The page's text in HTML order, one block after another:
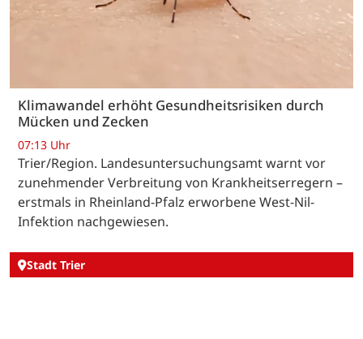
Klimawandel erhöht Gesundheitsrisiken durch
Mücken und Zecken
07:13 Uhr
Trier/Region. Landesuntersuchungsamt warnt vor
zunehmender Verbreitung von Krankheitserregern –
erstmals in Rheinland-Pfalz erworbene West-Nil-
Infektion nachgewiesen.
Stadt Trier